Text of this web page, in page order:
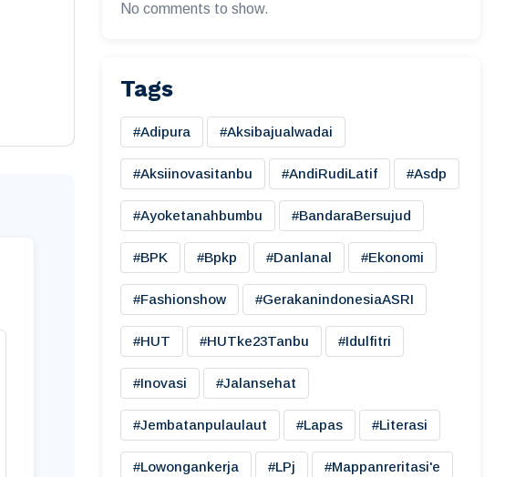
No comments to show.
Tags
#adipura #aksibajualwadai
#aksiinovasitanbu #AndiRudiLatif #asdp
#ayoketanahbumbu #BandaraBersujud
#BPK #bpkp #danlanal #ekonomi
#fashionshow #gerakanindonesiaASRI
#HUT #HUTke23Tanbu #idulfitri
#inovasi #jalansehat
#jembatanpulaulaut #lapas #literasi
#lowongankerja #LPj #mappanreritasi'e